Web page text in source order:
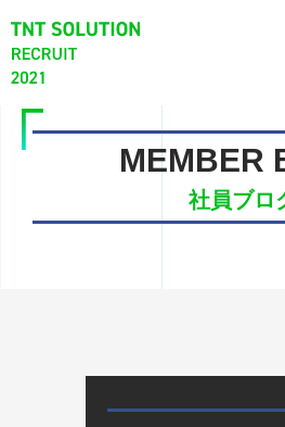
MEMBER
社員ブロ